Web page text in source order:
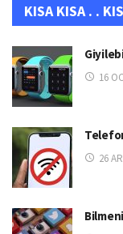
KISA KISA . .
16
26